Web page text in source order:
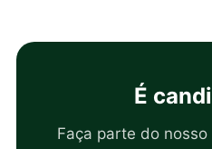
É
Faça parte do